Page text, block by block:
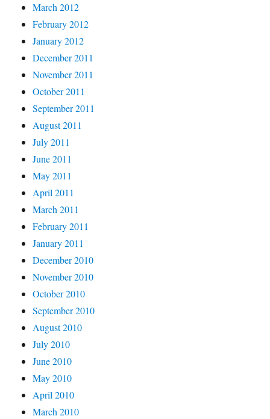
March 2012
February 2012
January 2012
December 2011
November 2011
October 2011
September 2011
August 2011
July 2011
June 2011
May 2011
April 2011
March 2011
February 2011
January 2011
December 2010
November 2010
October 2010
September 2010
August 2010
July 2010
June 2010
May 2010
April 2010
March 2010